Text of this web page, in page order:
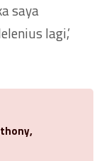
saya
lagi,’